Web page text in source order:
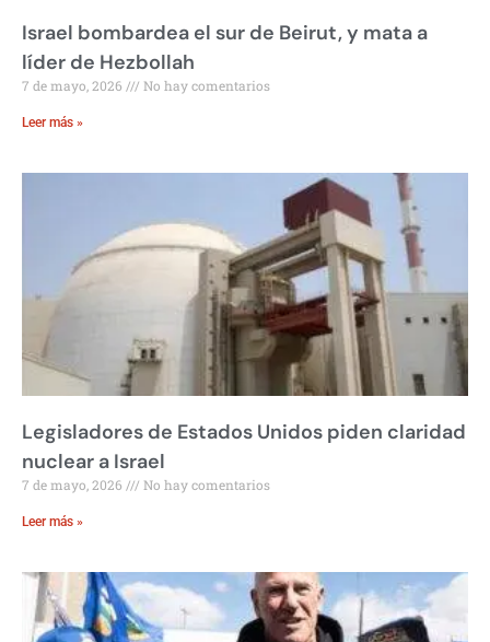
Israel bombardea el sur de Beirut, y mata a
líder de Hezbollah
7 de mayo, 2026 No hay comentarios
Leer más »
Legisladores de Estados Unidos piden claridad
nuclear a Israel
7 de mayo, 2026 No hay comentarios
Leer más »